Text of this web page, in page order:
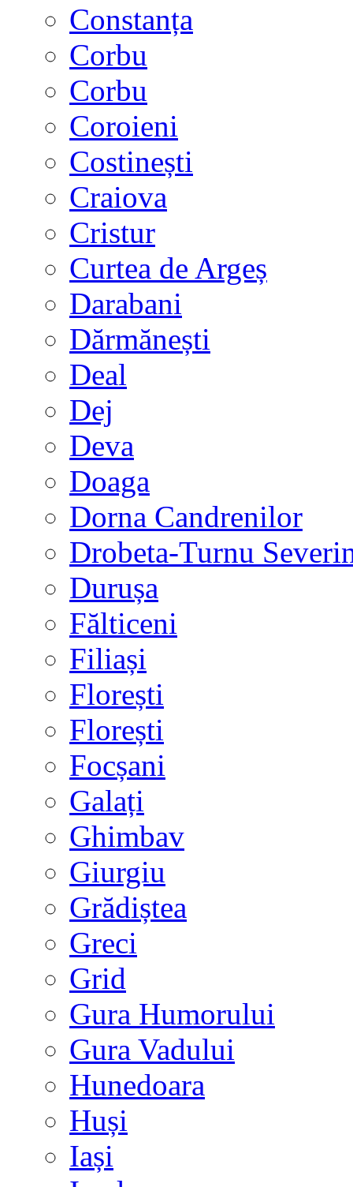
Constanța
Corbu
Corbu
Coroieni
Costinești
Craiova
Cristur
Curtea de Argeș
Darabani
Dărmănești
Deal
Dej
Deva
Doaga
Dorna Candrenilor
Drobeta-Turnu
Durușa
Fălticeni
Filiași
Florești
Florești
Focșani
Galați
Ghimbav
Giurgiu
Grădiștea
Greci
Grid
Gura Humorului
Gura Vadului
Hunedoara
Huși
Iași